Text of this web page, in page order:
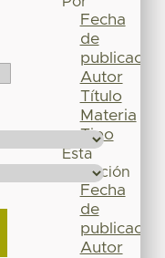
Fecha
de
publicación
Autor
Título
Materia
Tipo
Esta
colección
Fecha
de
publicación
Autor